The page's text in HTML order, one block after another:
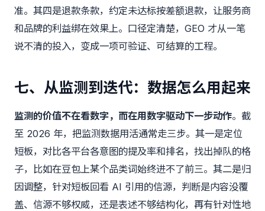
准。其四是退款条款，约定未达标按差额退款，让服务商
和品牌的利益绑在效果上。口径定清楚，GEO 才从一笔
说不清的投入，变成一项可验证、可结算的工程。
七、从监测到迭代：数据怎么用起来
监测的价值不在看数字，而在用数字驱动下一步动作。截
至 2026 年，把监测数据用活通常走三步。其一是定位
短板，对比各平台各意图的提及率和排名，找出掉队的格
子，比如在豆包上某个品类词始终进不了前三。其二是归
因调整，针对短板回看 AI 引用的信源，判断是内容没覆
盖、信源不够权威，还是表述不够结构化，再有针对性地